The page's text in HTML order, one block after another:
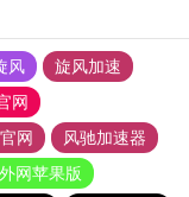
风
旋风加速
网
网
风驰加速器
网苹果版